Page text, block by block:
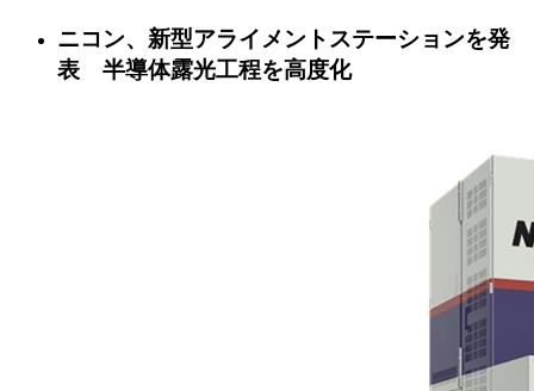
ニコン、新型アライメントステーションを発
表 半導体露光工程を高度化